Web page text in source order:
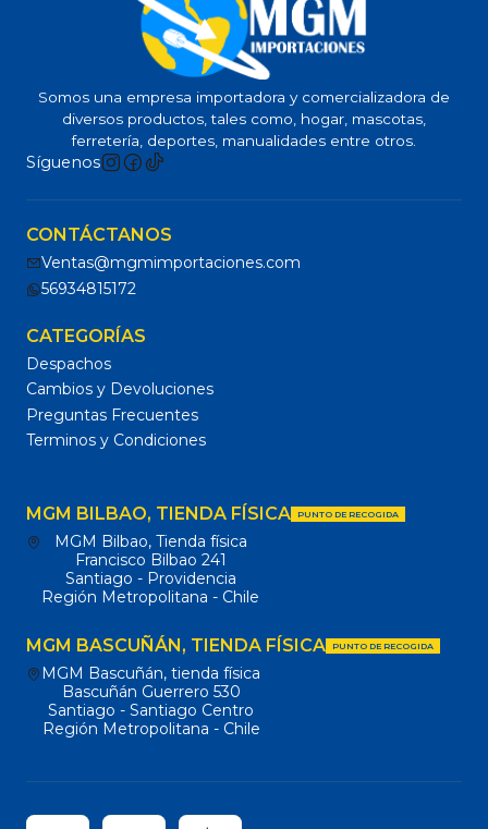
Somos una empresa importadora y comercializadora de
diversos productos, tales como, hogar, mascotas,
ferretería, deportes, manualidades entre otros.
Síguenos
CONTÁCTANOS
Ventas@mgmimportaciones.com
56934815172
CATEGORÍAS
Despachos
Cambios y Devoluciones
Preguntas Frecuentes
Terminos y Condiciones
MGM BILBAO, TIENDA FÍSICA PUNTO DE RECOGIDA
MGM Bilbao, Tienda física
Francisco Bilbao 241
Santiago - Providencia
Región Metropolitana - Chile
MGM BASCUÑÁN, TIENDA FÍSICA PUNTO DE RECOGIDA
MGM Bascuñán, tienda física
Bascuñán Guerrero 530
Santiago - Santiago Centro
Región Metropolitana - Chile